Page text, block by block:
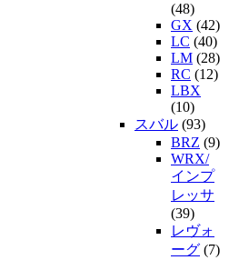
(48)
GX (42)
LC (40)
LM (28)
RC (12)
LBX
(10)
スバル (93)
BRZ (9)
WRX/
インプ
レッサ
(39)
レヴォ
ーグ (7)